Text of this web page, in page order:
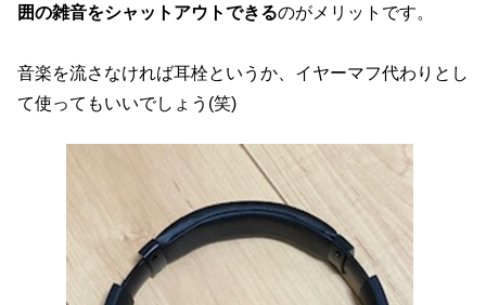
囲の雑音をシャットアウトできるのがメリットです。
音楽を流さなければ耳栓というか、イヤーマフ代わりとし
て使ってもいいでしょう(笑)